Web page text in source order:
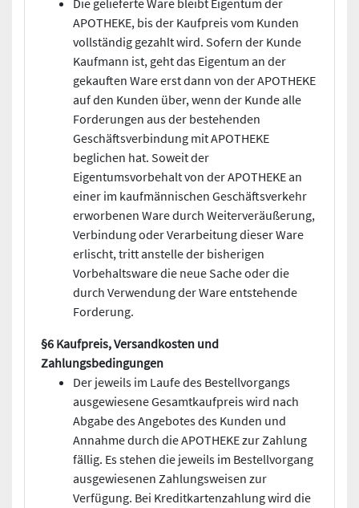
Die gelieferte Ware bleibt Eigentum der
APOTHEKE, bis der Kaufpreis vom Kunden
vollständig gezahlt wird. Sofern der Kunde
Kaufmann ist, geht das Eigentum an der
gekauften Ware erst dann von der APOTHEKE
auf den Kunden über, wenn der Kunde alle
Forderungen aus der bestehenden
Geschäftsverbindung mit APOTHEKE
beglichen hat. Soweit der
Eigentumsvorbehalt von der APOTHEKE an
einer im kaufmännischen Geschäftsverkehr
erworbenen Ware durch Weiterveräußerung,
Verbindung oder Verarbeitung dieser Ware
erlischt, tritt anstelle der bisherigen
Vorbehaltsware die neue Sache oder die
durch Verwendung der Ware entstehende
Forderung.
§6 Kaufpreis, Versandkosten und
Zahlungsbedingungen
Der jeweils im Laufe des Bestellvorgangs
ausgewiesene Gesamtkaufpreis wird nach
Abgabe des Angebotes des Kunden und
Annahme durch die APOTHEKE zur Zahlung
fällig. Es stehen die jeweils im Bestellvorgang
ausgewiesenen Zahlungsweisen zur
Verfügung. Bei Kreditkartenzahlung wird die